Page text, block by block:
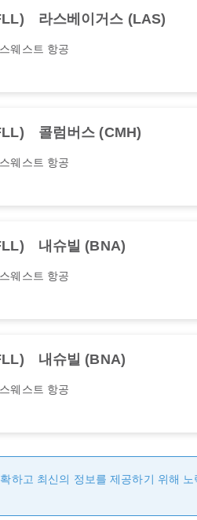
라스베이거스 (LAS)
웨스트 항공
콜럼버스 (CMH)
웨스트 항공
내슈빌 (BNA)
웨스트 항공
내슈빌 (BNA)
웨스트 항공
하고 최신의 정보를 제공하기 위해 노